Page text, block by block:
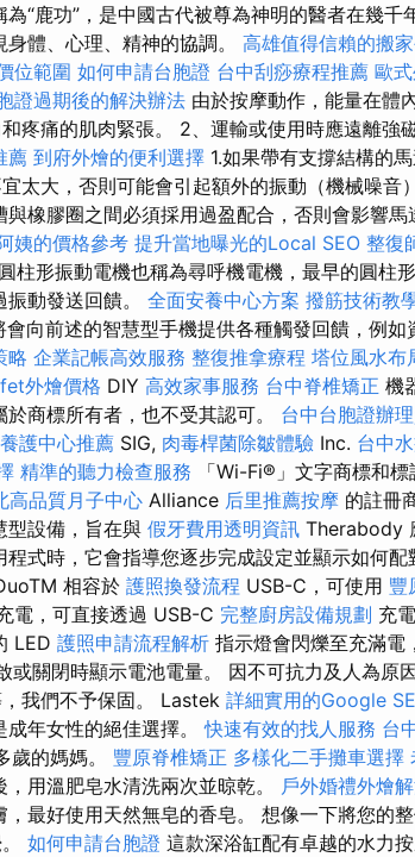
“鹿功”，是中國古代被尊為神明的醫者在幾千
體、心理、精神的協調。 高雄值得信賴的搬
位範圍 如何申請台胞證 台中刮痧療程推薦 歐
證過期後的解決辦法 由於按摩動作，能量在體
疼痛的肌肉緊張。 2、運輸或使用時應遠離強
薦 到府外燴的便利選擇 1.如果帶有支撐結構的
太大，否則可能會引起額外的振動（機械噪音
橡膠圈之間必須採用過盈配合，否則會影響馬
姨的價格參考 提升當地曝光的Local SEO 整復
圓柱形振動電機也稱為尋呼機電機，最早的圓柱
動發送回饋。 全面安養中心方案 撥筋技術教
向前述的智慧型手機提供各種觸發回饋，例如
略 企業記帳高效服務 整復推拿療程 塔位風水布
外燴價格 DIY 高效家事服務 台中脊椎矯正 機
商標所有者，也不受其認可。 台中台胞證辦
護中心推薦 SIG, 肉毒桿菌除皺體驗 Inc. 台中
精準的聽力檢查服務 「Wi-Fi®」文字商標和標
高品質月子中心 Alliance 后里推薦按摩 的註冊
型設備，旨在與 假牙費用透明資訊 Therabody
程式時，它會指導您逐步完成設定並顯示如何配
相容於 護照換發流程 USB-C，可使用 豐
電，可直接透過 USB-C 完整廚房設備規劃 充
LED 護照申請流程解析 指示燈會閃爍至充滿電
或關閉時顯示電池電量。 因不可抗力及人為原
我們不予保固。 Lastek 詳細實用的Google
成年女性的絕佳選擇。快速有效的找人服務 台
歲的媽媽。 豐原脊椎矯正 多樣化二手攤車選擇
，用溫肥皂水清洗兩次並晾乾。 戶外婚禮外燴
，最好使用天然無皂的香皂。 想像一下將您的
如何申請台胞證 這款深浴缸配有卓越的水力